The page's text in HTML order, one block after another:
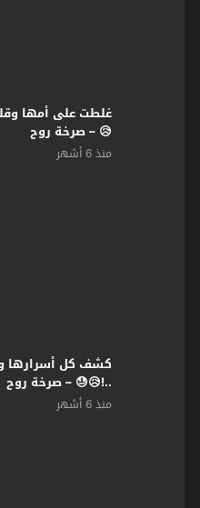
غلطت على أمها
😥 – صرخة روح
منذ 6 أشهر
كشف كل أسرارها
..!😥😓 – صرخة روح
منذ 6 أشهر